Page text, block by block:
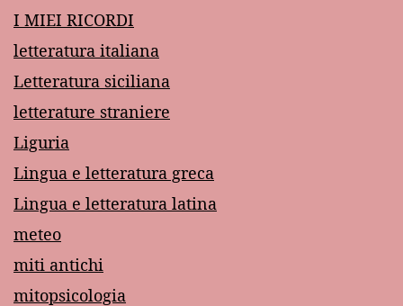
I MIEI RICORDI
letteratura italiana
Letteratura siciliana
letterature straniere
Liguria
Lingua e letteratura greca
Lingua e letteratura latina
meteo
miti antichi
mitopsicologia